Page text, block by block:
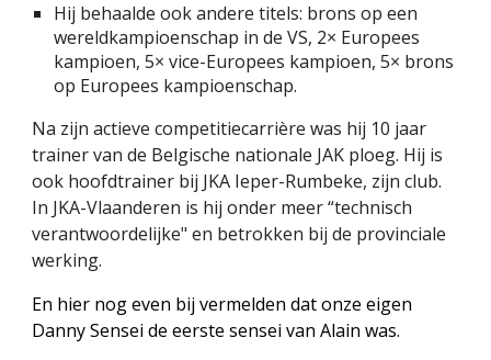
Hij behaalde ook andere titels: brons op een
wereldkampioenschap in de VS, 2× Europees
kampioen, 5× vice-Europees kampioen, 5× brons
op Europees kampioenschap.
Na zijn actieve competitiecarrière was hij 10 jaar
trainer van de Belgische nationale JAK ploeg. Hij is
ook hoofdtrainer bij JKA Ieper-Rumbeke, zijn club.
In JKA-Vlaanderen is hij onder meer “technisch
verantwoordelijke" en betrokken bij de provinciale
werking.
En hier nog even bij vermelden dat onze eigen
Danny Sensei de eerste sensei van Alain was.